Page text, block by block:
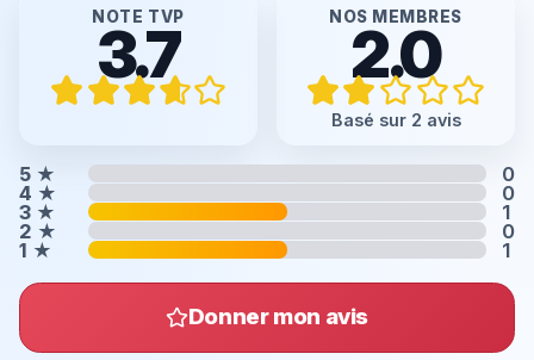
NOTE TVP
3.7 NOS MEMBRES
2.0
Basé sur 2 avis
5 ★
0
4 ★
0
3 ★
1
2 ★
0
1 ★ 1
Donner mon avis